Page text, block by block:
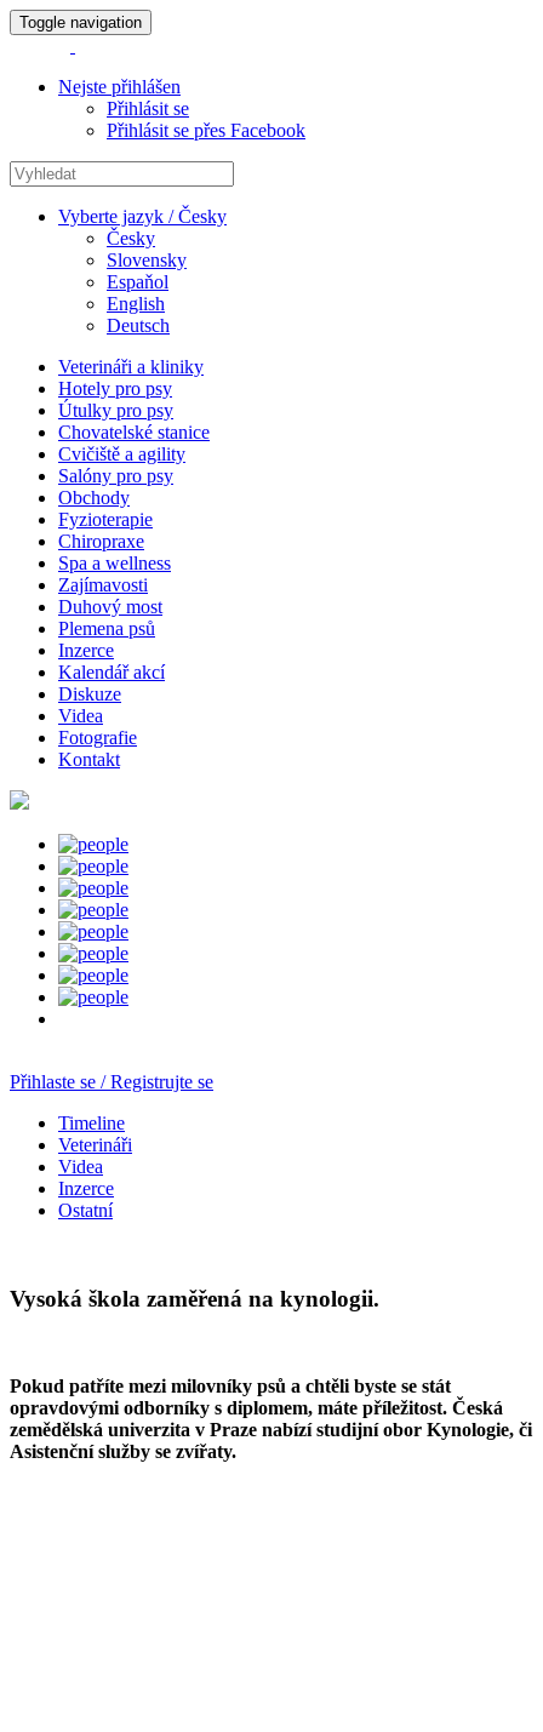
Toggle navigation
Nejste přihlášen
Přihlásit se
Přihlásit se přes Facebook
Vyberte jazyk / Česky
Česky
Slovensky
Espaňol
English
Deutsch
Veterináři a kliniky
Hotely pro psy
Útulky pro psy
Chovatelské stanice
Cvičiště a agility
Salóny pro psy
Obchody
Fyzioterapie
Chiropraxe
Spa a wellness
Zajímavosti
Duhový most
Plemena psů
Inzerce
Kalendář akcí
Diskuze
Videa
Fotografie
Kontakt
Přihlaste se / Registrujte se
Timeline
Veterináři
Videa
Inzerce
Ostatní
Vysoká škola zaměřená na kynologii.
Pokud patříte mezi milovníky psů a chtěli byste se stát
opravdovými odborníky s diplomem, máte příležitost. Česká
zemědělská univerzita v Praze nabízí studijní obor Kynologie, či
Asistenční služby se zvířaty.